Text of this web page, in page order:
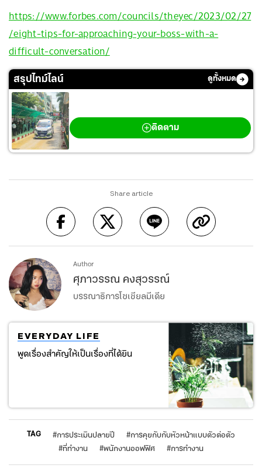
https://www.forbes.com/councils/theyec/2023/02/27
/eight-tips-for-approaching-your-boss-with-a-
difficult-conversation/
สรุปไทม์ไลน์ ดูทั้งหมด
ติดตาม
Share article
Author
ศุภาวรรณ คงสุวรรณ์
บรรณาธิการโซเชียลมีเดีย
EVERYDAY LIFE
พูดเรื่องสำคัญให้เป็นเรื่องที่ได้ยิน
TAG #การประเมินปลายปี #การคุยกับกับหัวหน้าแบบตัวต่อตัว
#ที่ทำงาน #พนักงานออฟฟิศ #การทำงาน